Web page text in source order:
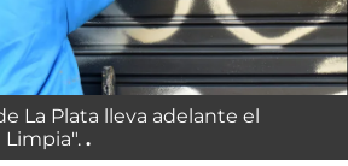
La Plata lleva adelante el
Limpia".